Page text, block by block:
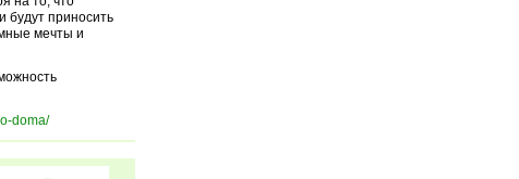
будут приносить
мечты и
doma/